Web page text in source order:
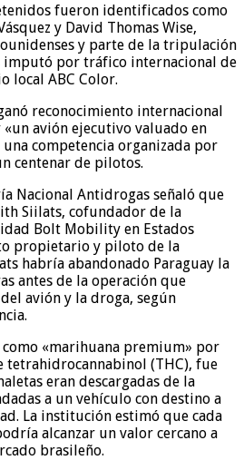
fueron identificados como
y David Thomas Wise,
y parte de la tripulación
imputó por tráfico internacional de
local ABC Color.
reconocimiento internacional
avión ejecutivo valuado en
competencia organizada por
centenar de pilotos.
Nacional Antidrogas señaló que
Siilats, cofundador de la
Bolt Mobility en Estados
propietario y piloto de la
habría abandonado Paraguay la
antes de la operación que
avión y la droga, según
«marihuana premium» por
tetrahidrocannabinol (THC), fue
eran descargadas de la
a un vehículo con destino a
La institución estimó que cada
alcanzar un valor cercano a
brasileño.